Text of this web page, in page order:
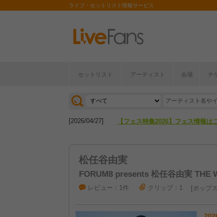
ライブ・セットリスト情報サービス
セットリスト アーティスト 会場 チ
[2026/07/28] 【ライブ動員ランキング】2026年
[2026/04/27] 【フェス特集2026】フェス情報は
松任谷由実
FORUM8 presents 松任谷由実 THE
レビュー：1件 クリップ：1 ポップ